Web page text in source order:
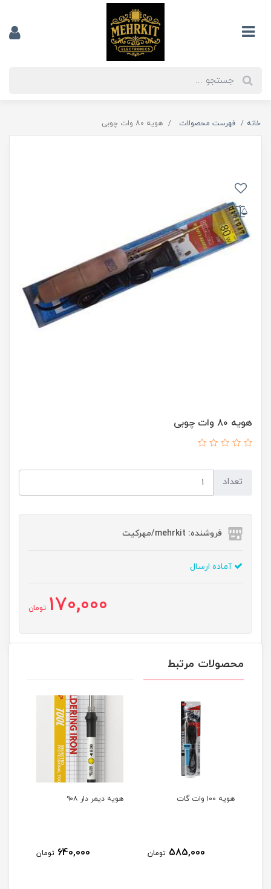
خانه فهرست محصولات هویه ۸۰ وات چوبی
هویه ۸۰ وات چوبی
تعداد
فروشنده: mehrkit/مهرکیت
آماده ارسال
170,000 تومان
محصولات مرتبط
هویه دیمر دار ۹۰۸
640,000 ناموجود